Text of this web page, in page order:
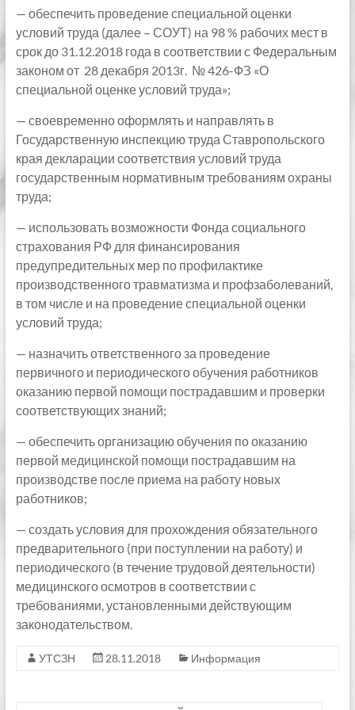
— обеспечить проведение специальной оценки
условий труда (далее – СОУТ) на 98 % рабочих мест в
срок до 31.12.2018 года в соответствии с Федеральным
законом от 28 декабря 2013г. № 426-ФЗ «О
специальной оценке условий труда»;
— своевременно оформлять и направлять в
Государственную инспекцию труда Ставропольского
края декларации соответствия условий труда
государственным нормативным требованиям охраны
труда;
— использовать возможности Фонда социального
страхования РФ для финансирования
предупредительных мер по профилактике
производственного травматизма и профзаболеваний,
в том числе и на проведение специальной оценки
условий труда;
— назначить ответственного за проведение
первичного и периодического обучения работников
оказанию первой помощи пострадавшим и проверки
соответствующих знаний;
— обеспечить организацию обучения по оказанию
первой медицинской помощи пострадавшим на
производстве после приема на работу новых
работников;
— создать условия для прохождения обязательного
предварительного (при поступлении на работу) и
периодического (в течение трудовой деятельности)
медицинского осмотров в соответствии с
требованиями, установленными действующим
законодательством.
УТСЗН 28.11.2018 Информация